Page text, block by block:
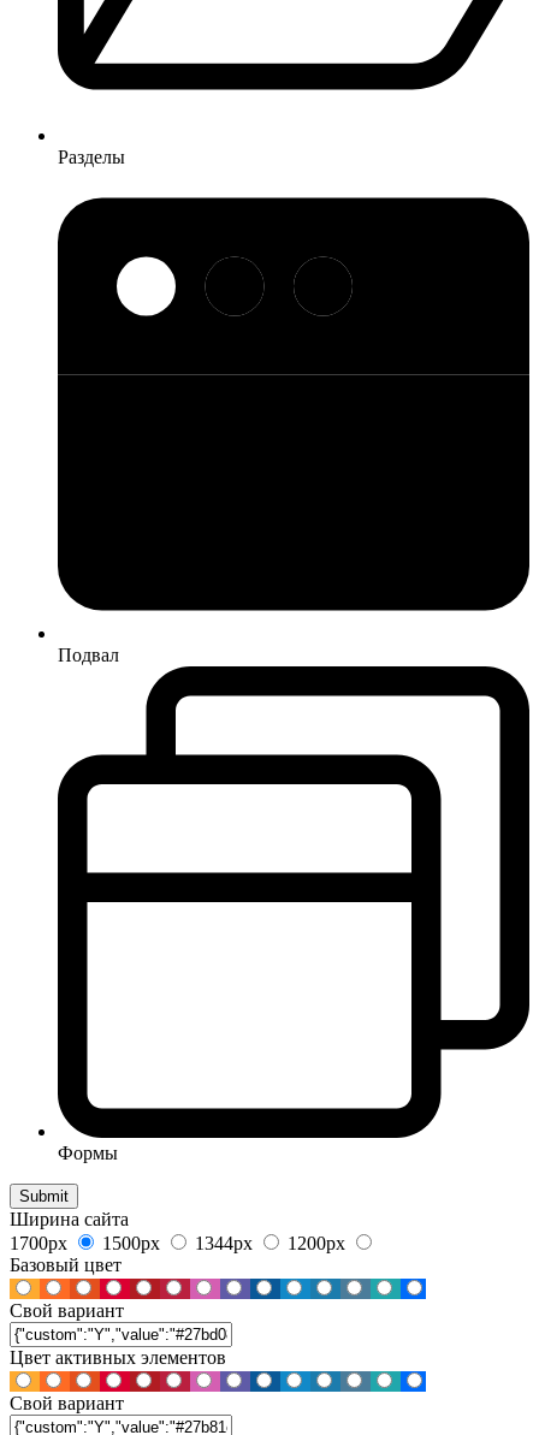
Разделы
Подвал
Формы
Ширина сайта
1700px
1500px 1344px
1200px
Базовый цвет
Свой вариант
Цвет активных элементов
Свой вариант